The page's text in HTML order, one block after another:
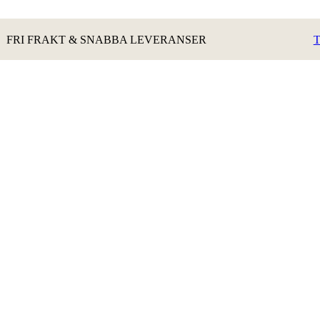
FRI FRAKT & SNABBA LEVERANSER